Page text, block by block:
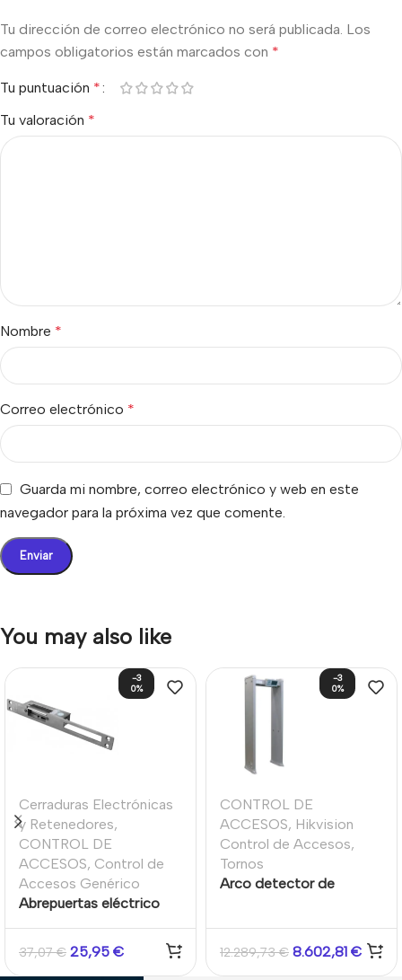
Tu dirección de correo electrónico no será publicada. Los
campos obligatorios están marcados con *
Tu puntuación *
Tu valoración *
Nombre *
Correo electrónico *
Guarda mi nombre, correo electrónico y web en este
navegador para la próxima vez que comente.
You may also like
-3
0%
Cerraduras Electrónicas
y Retenedores,
CONTROL DE
ACCESOS, Control de
Accesos Genérico
Abrepuertas eléctrico
Fail Secure.NC. Placa de
montaje larga. Retención
37,07€ 25,95 €
-3
0%
CONTROL DE
ACCESOS, Hikvision
Control de Accesos,
Tornos
Arco detector de
12.289,73€ 8.602,81 €